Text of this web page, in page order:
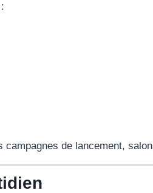
de lancement,